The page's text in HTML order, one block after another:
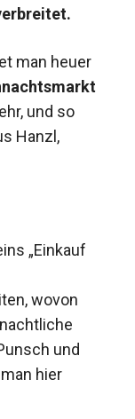
man heuer
und so
Hanzl,
„Einkauf
wovon
und
hier